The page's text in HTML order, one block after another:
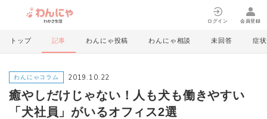
ログイン 会員登録
トップ 記事 わんにゃ投稿 わんにゃ相談 未回答 症状
わんにゃコラム 2019.10.22
癒やしだけじゃない！人も犬も働きやすい
「犬社員」がいるオフィス2選